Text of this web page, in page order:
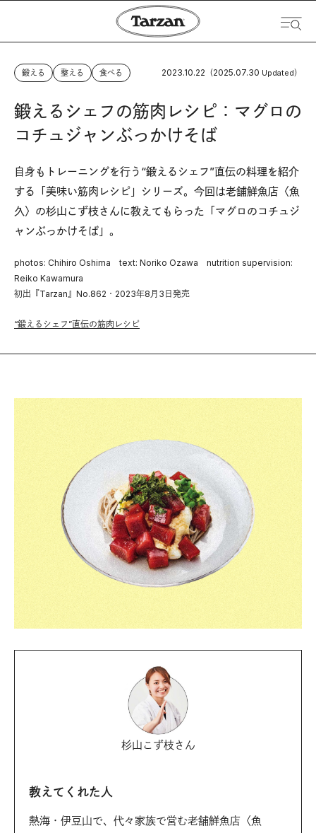
鍛える 整える 食べる 2023.10.22 （2025.07.30 Updated）
鍛えるシェフの筋肉レシピ：マグロの
コチュジャンぶっかけそば
自身もトレーニングを行う“鍛えるシェフ”直伝の料理を紹介
する「美味い筋肉レシピ」シリーズ。今回は老舗鮮魚店〈魚
久〉の杉山こず枝さんに教えてもらった「マグロのコチュジ
ャンぶっかけそば」。
photos: Chihiro Oshima text: Noriko Ozawa nutrition supervision:
Reiko Kawamura
初出『Tarzan』No.862・2023年8月3日発売
“鍛えるシェフ”直伝の筋肉レシピ
杉山こず枝さん
教えてくれた人
熱海・伊豆山で、代々家族で営む老舗鮮魚店〈魚